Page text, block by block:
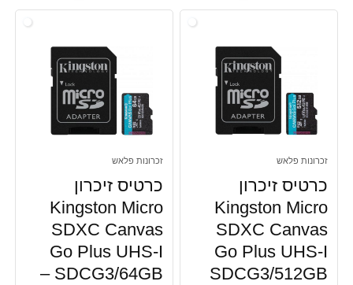
זכרונות פלאש
כרטיס זיכרון
Kingston Micro
SDXC Canvas
Go Plus UHS-I
SDCG3/512GB
זכרונות פלאש
כרטיס זיכרון
Kingston Micro
SDXC Canvas
Go Plus UHS-I
SDCG3/64GB –